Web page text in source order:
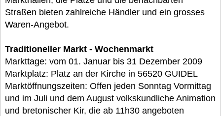
Straßen bieten zahlreiche Händler und ein grosses
Waren-Angebot.
Traditioneller Markt - Wochenmarkt
Markttage: vom 01. Januar bis 31 Dezember 2009
Marktplatz: Platz an der Kirche in 56520 GUIDEL
Marktöffnungszeiten: Offen jeden Sonntag Vormittag
und im Juli und dem August volkskundliche Animation
und bretonischer Kir, die ab 11h30 angeboten